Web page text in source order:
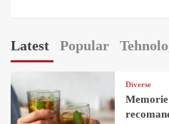
Latest Popular
Diverse